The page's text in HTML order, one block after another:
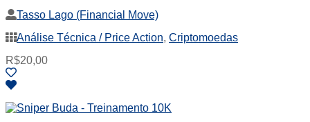
Tasso Lago (Financial Move)
Análise Técnica / Price Action, Criptomoedas
R$20,00